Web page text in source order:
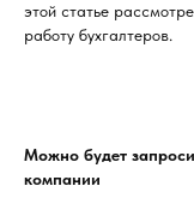
этой статье
работу бухгалтеров.
Можно будет
компании